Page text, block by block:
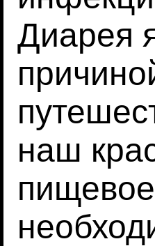
Диарея
наш